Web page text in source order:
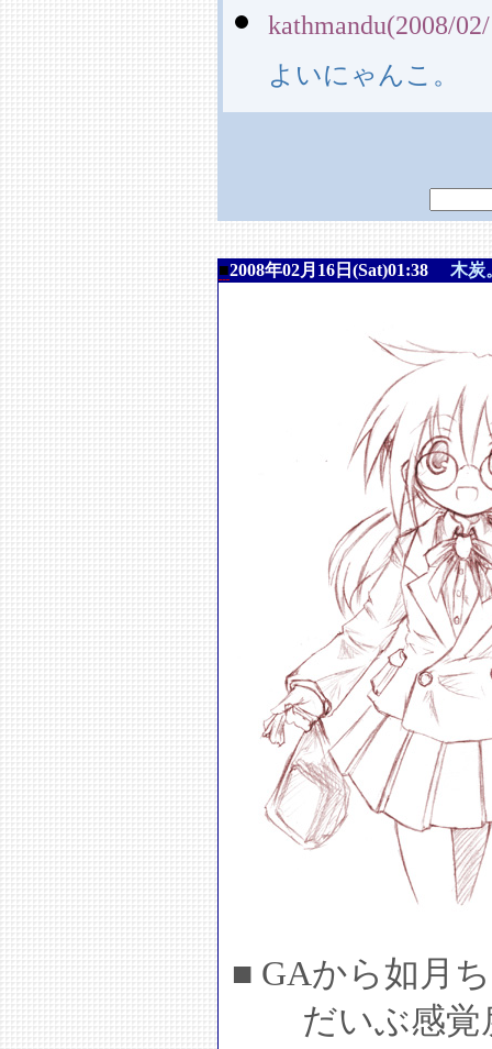
kathmandu(2008/
よいにゃんこ。
■2008年02月16日(Sat)01:38 木炭
■ GAから如月
だいぶ感覚